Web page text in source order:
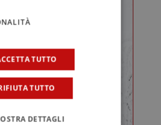
TUTTO
TUTTO
DETTAGLI